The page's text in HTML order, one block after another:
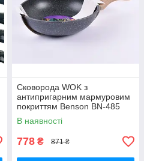
Сковорода WOK з
антипригарним мармуровим
покриттям Benson BN-485
Ø26см
В наявності
778 ₴ 871 ₴